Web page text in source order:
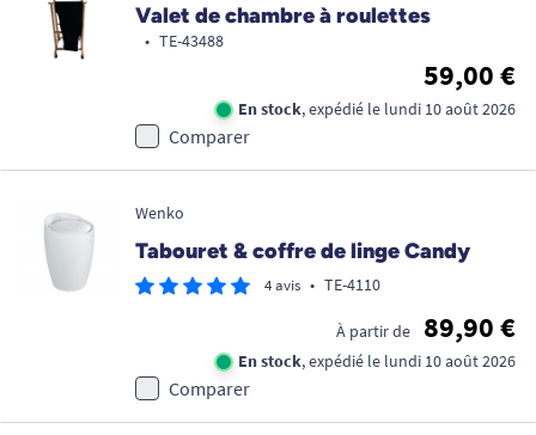
Valet de chambre à roulettes
• TE-43488
59,00 €
En stock, expédié le lundi 10 août 2026
Comparer
Wenko
Tabouret & coffre de linge Candy
4 avis • TE-4110
À partir de 89,90 €
En stock, expédié le lundi 10 août 2026
Comparer